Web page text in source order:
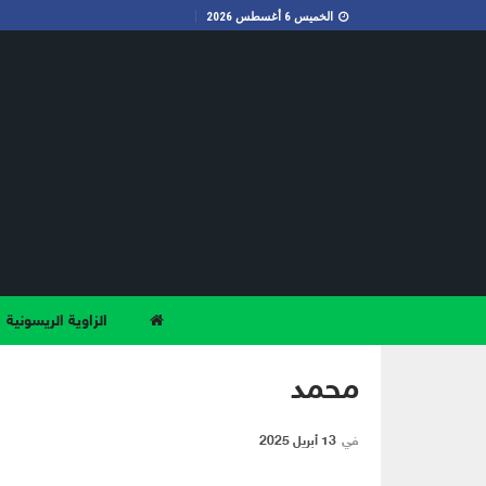
الخميس 6 أغسطس 2026
الزاوية الريسونية
محمد
في 13 أبريل 2025